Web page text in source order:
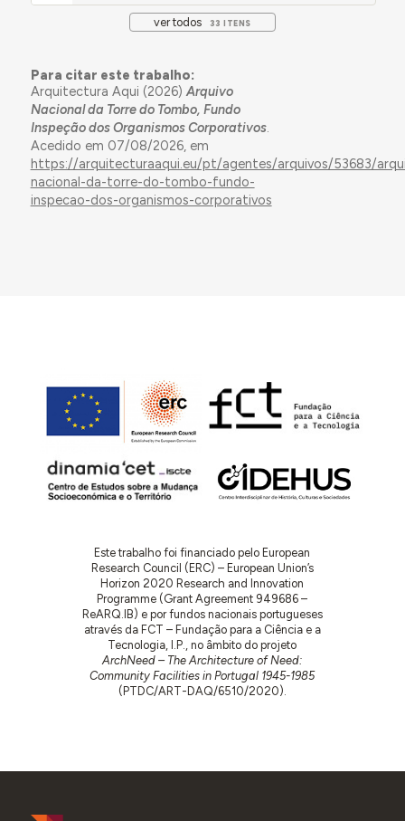
ver todos 33 ITENS
Para citar este trabalho:
Arquitectura Aqui (2026)Arquivo
Nacional da Torre do Tombo, Fundo
Inspeção dos Organismos Corporativos.
Acedido em 07/08/2026, em
https://arquitecturaaqui.eu/pt/agentes/arquivos/53683/
nacional-da-torre-do-tombo-fundo-
inspecao-dos-organismos-corporativos
Este trabalho foi financiado pelo European
Research Council (ERC) – European Union’s
Horizon 2020 Research and Innovation
Programme (Grant Agreement 949686 –
ReARQ.IB) e por fundos nacionais portugueses
através da FCT – Fundação para a Ciência e a
Tecnologia, I.P., no âmbito do projeto
ArchNeed – The Architecture of Need:
Community Facilities in Portugal 1945-1985
(PTDC/ART-DAQ/6510/2020).